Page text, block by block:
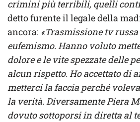
crimini più terribili, quelli
detto furente il legale della
ancora: «Trasmissione tv
eufemismo. Hanno voluto
dolore e le vite spezzate delle
alcun rispetto. Ho accettato di
metterci la faccia perché
la verità. Diversamente Piera
dovuto sottoporsi in diretta al